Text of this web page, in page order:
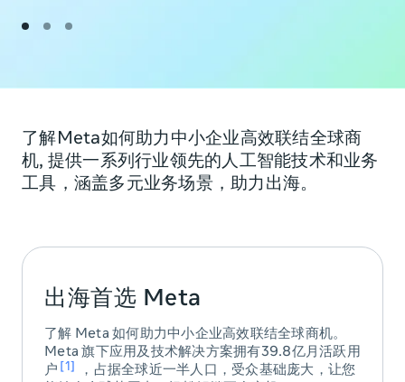
了解Meta如何助力中小企业高效联结全球商
机, 提供一系列行业领先的人工智能技术和业务
工具，涵盖多元业务场景，助力出海。
出海首选 Meta
了解 Meta 如何助力中小企业高效联结全球商机。
Meta 旗下应用及技术解决方案拥有39.8亿月活跃用
户 1
，占据全球近一半人口，受众基础庞大，让您